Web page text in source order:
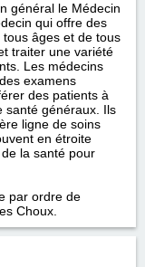
général le Médecin
qui offre des
âges et de tous
traiter une variété
Les médecins
examens
des patients à
santé généraux. Ils
ligne de soins
en étroite
la santé pour
par ordre de
Choux.